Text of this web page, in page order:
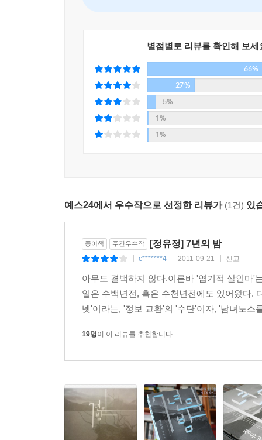
찍은 잡지 ‘선데이매거진’이 그를 세상으로부
세령호의 재앙으로부터 7년 후, 등대마을에서 조
이 사건으로 인해 세간의 관심을 다시 받게 된
7년 전 세령호의 재앙이 낱낱이 기록되어 있다.
승환의 소설 《세령호》는 교통사고를 당한 뒤
시작한다. 소설의 주인공들은 서원의 아버지이
서원 “아저씨는 나도 그렇게 살아야 한다고 말한다
은주 “하나만 물어볼게. 당신 그날, 내가 집 보러
세령 “보지 마세요. 아저씨, 보지 마세요…….”
영제 “그런 건 죽였다고 하지 않는 거야. ‘영구교정’
7년 전 사건을 복기하는 것에 염증을 느낀 서원
바라보는 낯선 이를 목격하고, 비로소 서원은 자
별점별로 리뷰를 확인해 보세
66%
27%
5%
1%
1%
예스24에서 우수작으로 선정한 리뷰가 (1건) 있
종이책 주간우수작 [정유정] 7년의 밤
c*******4 2011-09-21 신고
아무도 결백하지 않다.이른바 '엽기적 살인마'
일은 수백년전, 혹은 수천년전에도 있어왔다.
넷'이라는, '정보 교환'의 '수단'이자, '남녀노
19명이 이 리뷰를 추천합니다.